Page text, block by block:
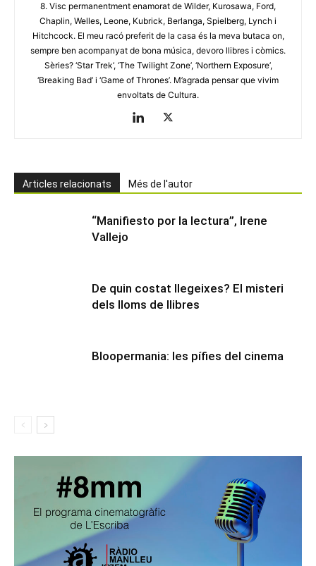
8. Visc permanentment enamorat de Wilder, Kurosawa, Ford,
Chaplin, Welles, Leone, Kubrick, Berlanga, Spielberg, Lynch i
Hitchcock. El meu racó preferit de la casa és la meva butaca on,
sempre ben acompanyat de bona música, devoro llibres i còmics.
Sèries? ‘Star Trek’, ‘The Twilight Zone’, ‘Northern Exposure’,
‘Breaking Bad’ i ‘Game of Thrones’. M’agrada pensar que vivim
envoltats de Cultura.
Articles relacionats Més de l'autor
“Manifiesto por la lectura”, Irene
Vallejo
De quin costat llegeixes? El misteri
dels lloms de llibres
Bloopermania: les pífies del cinema